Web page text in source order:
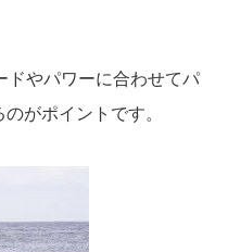
ドやパワーに合わせてパ
がポイントです。